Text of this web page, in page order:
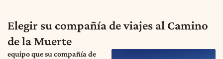
Elegir su compañía de viajes al Camino
de la Muerte
equipo que su compañía de